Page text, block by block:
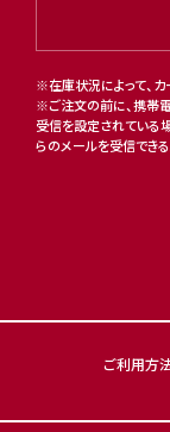
※在庫状況によって、
※ご注文の前に、携帯
受信を設定されている
らのメールを受信できる
ご利用方